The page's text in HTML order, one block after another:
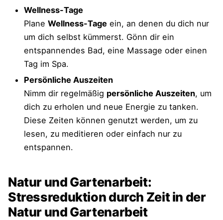
Wellness-Tage
Plane Wellness-Tage ein, an denen du dich nur
um dich selbst kümmerst. Gönn dir ein
entspannendes Bad, eine Massage oder einen
Tag im Spa.
Persönliche Auszeiten
Nimm dir regelmäßig persönliche Auszeiten, um
dich zu erholen und neue Energie zu tanken.
Diese Zeiten können genutzt werden, um zu
lesen, zu meditieren oder einfach nur zu
entspannen.
Natur und Gartenarbeit:
Stressreduktion durch Zeit in der
Natur und Gartenarbeit